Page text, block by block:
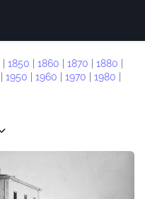
1850 1860 1870 1880
1950 1960 1970 1980